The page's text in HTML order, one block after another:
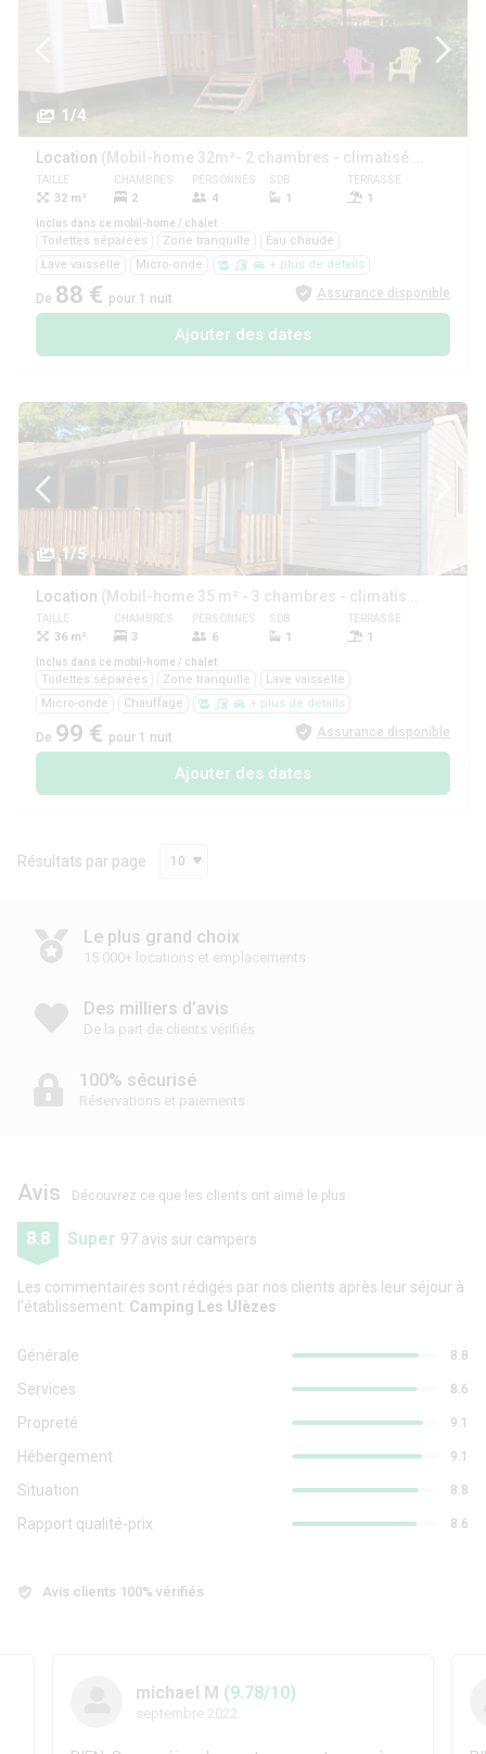
1/4
Location (Mobil-home 32m²- 2 chambres - climatisé + lave vaisselle)
TAILLE
32 m²
CHAMBRES
2
PERSONNES
4
SDB
1
TERRASSE
1
Inclus dans ce mobil-home / chalet
Toilettes séparées Zone tranquille
Eau chaude
Lave vaisselle
Micro-onde + plus de détails
De 88 € pour 1 nuit Assurance disponible
Ajouter des dates
1/5
Location (Mobil-home 35 m² - 3 chambres - climatisation + lave-vaisselle -)
TAILLE
36 m²
CHAMBRES
3
PERSONNES
6
SDB
1
TERRASSE
1
Inclus dans ce mobil-home / chalet
Toilettes séparées Zone tranquille
Lave vaisselle
Micro-onde
Chauffage + plus de détails
De 99 € pour 1 nuit Assurance disponible
Ajouter des dates
Résultats par page 10
Le plus grand choix
15 000+ locations et emplacements
Des milliers d’avis
De la part de clients vérifiés
100% sécurisé
Réservations et paiements
Avis Découvrez ce que les clients ont aimé le plus
8.8 Super 97 avis sur campers
Les commentaires sont rédigés par nos clients après leur séjour à
l'établissement: Camping Les Ulèzes
Générale 8.8
Services 8.6
Propreté 9.1
Hébergement 9.1
Situation 8.8
Rapport qualité-prix 8.6
Avis clients 100% vérifiés
michael M (9.78/10)
septembre 2022